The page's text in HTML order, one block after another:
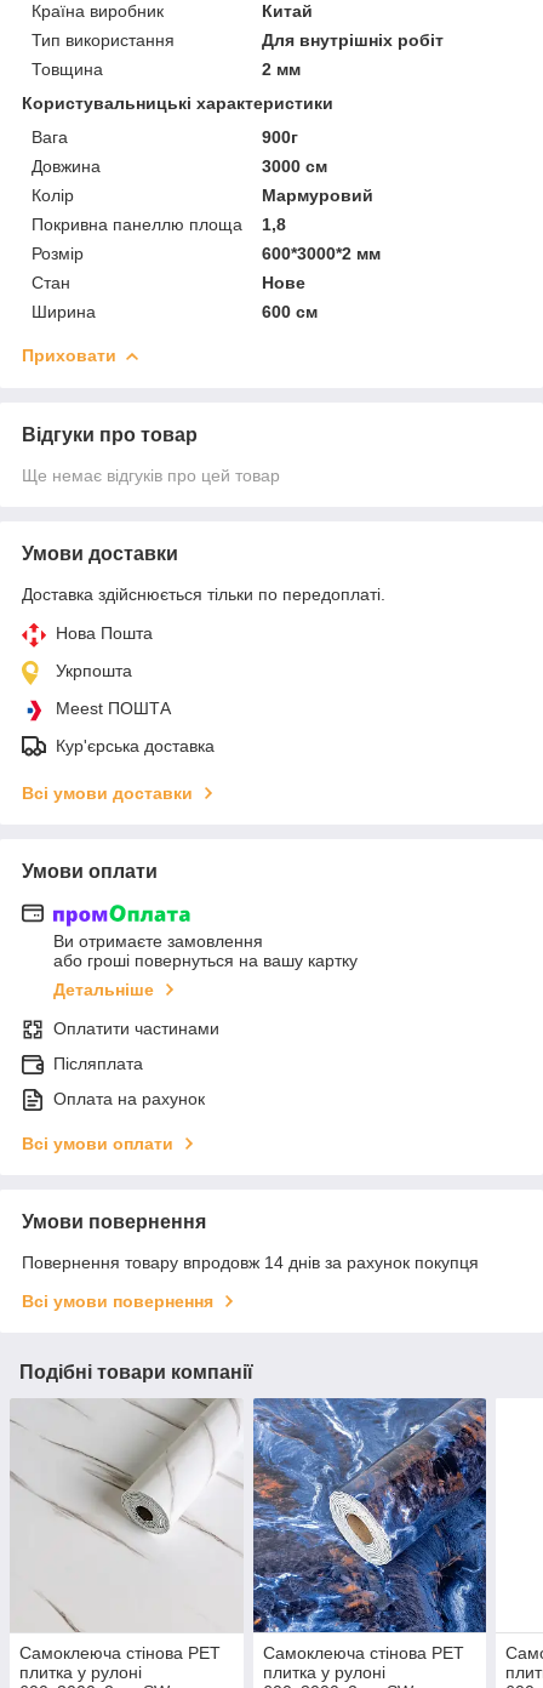
Країна виробник
Китай
Тип використання
Для внутрішніх робіт
Товщина
2 мм
Користувальницькі характеристики
Вага
900г
Довжина
3000 см
Колір
Мармуровий
Покривна панеллю площа
1,8
Розмір
600*3000*2 мм
Стан
Нове
Ширина
600 см
Приховати
Відгуки про товар
Ще немає відгуків про цей товар
Умови доставки
Доставка здійснюється тільки по передоплаті.
Нова Пошта
Укрпошта
Meest ПОШТА
Кур'єрська доставка
Всі умови доставки
Умови оплати
Ви отримаєте замовлення
або гроші повернуться на вашу картку
Детальніше
Оплатити частинами
Післяплата
Оплата на рахунок
Всі умови оплати
Умови повернення
Повернення товару впродовж 14 днів за рахунок покупця
Всі умови повернення
Подібні товари компанії
Самоклеюча стінова PET
плитка у рулоні
Самоклеюча стінова PET
плитка у рулоні